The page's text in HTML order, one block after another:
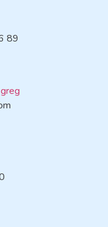
89
greg